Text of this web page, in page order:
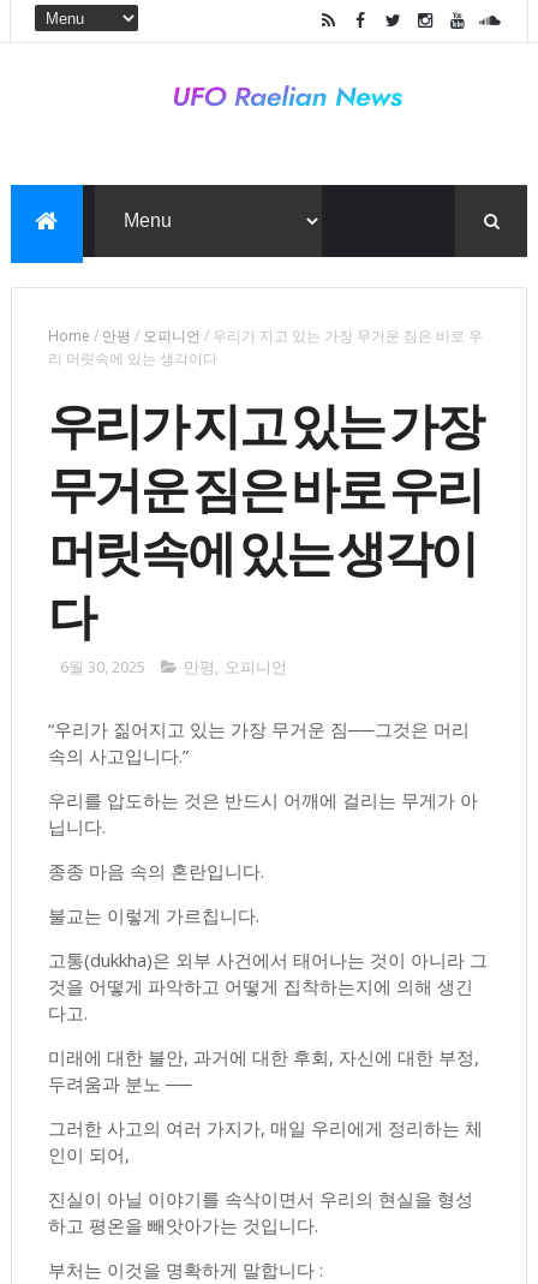
Home / 만평 / 오피니언 / 우리가 지고 있는 가장 무거운 짐은 바로 우
리 머릿속에 있는 생각이다
우리가 지고 있는 가장
무거운 짐은 바로 우리
머릿속에 있는 생각이
다
6월 30, 2025 만평, 오피니언
“우리가 짊어지고 있는 가장 무거운 짐──그것은 머리
속의 사고입니다.”
우리를 압도하는 것은 반드시 어깨에 걸리는 무게가 아
닙니다.
종종 마음 속의 혼란입니다.
불교는 이렇게 가르칩니다.
고통(dukkha)은 외부 사건에서 태어나는 것이 아니라 그
것을 어떻게 파악하고 어떻게 집착하는지에 의해 생긴
다고.
미래에 대한 불안, 과거에 대한 후회, 자신에 대한 부정,
두려움과 분노 ──
그러한 사고의 여러 가지가, 매일 우리에게 정리하는 체
인이 되어,
진실이 아닐 이야기를 속삭이면서 우리의 현실을 형성
하고 평온을 빼앗아가는 것입니다.
부처는 이것을 명확하게 말합니다 :